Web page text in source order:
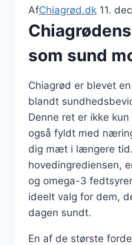
AfChiagrød.dk 11.
som sund
Chiagrød er blevet
blandt
Denne ret er ikke
også fyldt med
dig mæt i længere
hovedingrediensen,
og omega-3
ideelt valg for dem,
dagen sundt.
En af de største